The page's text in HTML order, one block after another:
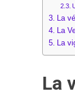
La
La
La
La